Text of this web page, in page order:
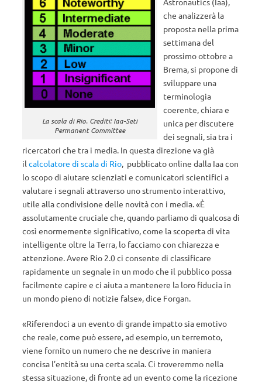
La scala di Rio. Crediti: Iaa-Seti
Permanent Committee
che analizzerà la
proposta nella prima
settimana del
prossimo ottobre a
Brema, si propone di
sviluppare una
terminologia
coerente, chiara e
unica per discutere
dei segnali, sia tra i
ricercatori che tra i media. In questa direzione va già
il calcolatore di scala di Rio, pubblicato online dalla Iaa con
lo scopo di aiutare scienziati e comunicatori scientifici a
valutare i segnali attraverso uno strumento interattivo,
utile alla condivisione delle novità con i media. «È
assolutamente cruciale che, quando parliamo di qualcosa di
così enormemente significativo, come la scoperta di vita
intelligente oltre la Terra, lo facciamo con chiarezza e
attenzione. Avere Rio 2.0 ci consente di classificare
rapidamente un segnale in un modo che il pubblico possa
facilmente capire e ci aiuta a mantenere la loro fiducia in
un mondo pieno di notizie false», dice Forgan.
«Riferendoci a un evento di grande impatto sia emotivo
che reale, come può essere, ad esempio, un terremoto,
viene fornito un numero che ne descrive in maniera
concisa l’entità su una certa scala. Ci troveremmo nella
stessa situazione, di fronte ad un evento come la ricezione